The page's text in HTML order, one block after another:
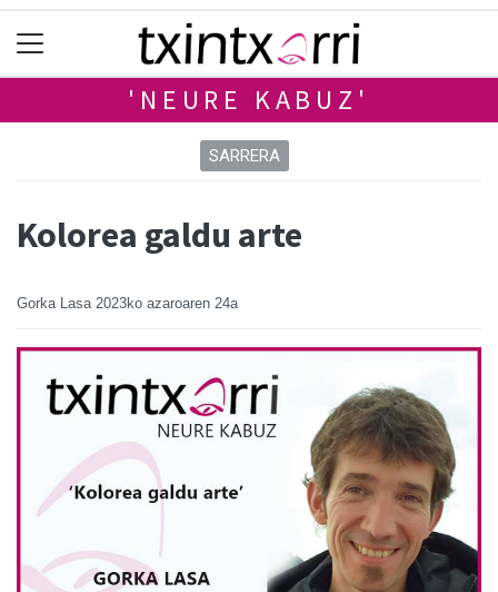
'NEURE KABUZ'
SARRERA
Kolorea galdu arte
Gorka Lasa 2023ko azaroaren 24a